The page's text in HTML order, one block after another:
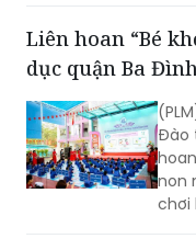
cao
Đào
non
chơi
Hà Nội nâng